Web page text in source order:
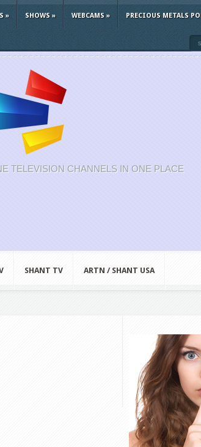
» SHOWS » WEBCAMS » PRECIOUS METALS
TELEVISION CHANNELS IN ONE PLACE
SHANT TV ARTN / SHANT USA